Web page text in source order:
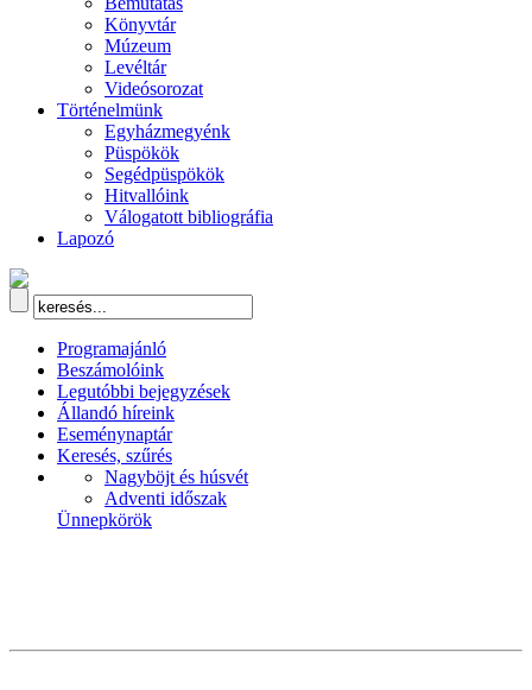
Könyvtár
Múzeum
Levéltár
Videósorozat
Történelmünk
Egyházmegyénk
Püspökök
Segédpüspökök
Hitvallóink
Válogatott bibliográfia
Lapozó
Programajánló
Beszámolóink
Legutóbbi bejegyzések
Állandó híreink
Eseménynaptár
Keresés, szűrés
Nagyböjt és húsvét
Adventi időszak
Ünnepkörök